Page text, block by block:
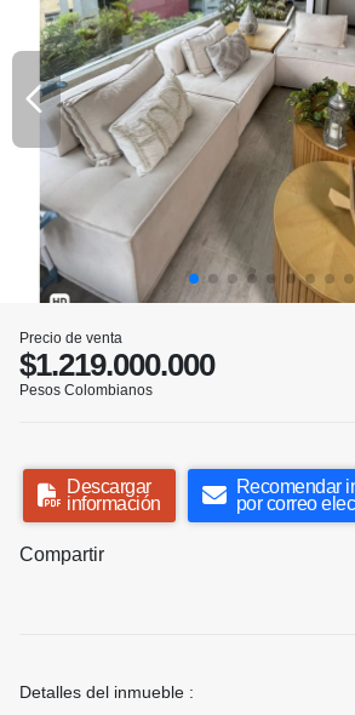
Precio de venta
$1.219.000.000
Pesos Colombianos
Descargar
información
Recomendar
por correo
Compartir
Detalles del inmueble :